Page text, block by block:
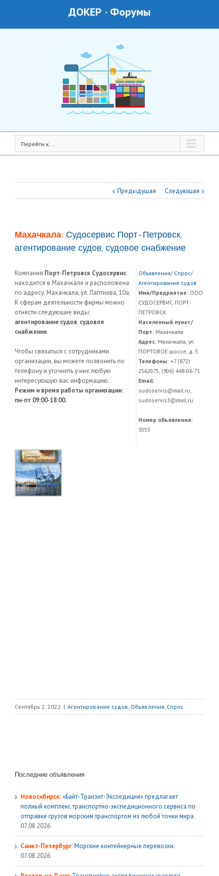
ДОКЕР - Форумы
Перейти к...
Предыдущая Следующая
Махачкала: Судосервис Порт-Петровск,
агентирование судов, судовое снабжение
Компания Порт-Петровск Судосервис
находится в Махачкале и расположена
по адресу: Махачкала, ул. Лаптиева, 10а.
К сферам деятельности фирмы можно
отнести следующие виды:
агентирование судов, судовое
снабжение.
Чтобы связаться с сотрудниками
организации, вы можете позвонить по
телефону и уточнить у них любую
интересующую вас информацию.
Режим и время работы организации:
пн-пт 09:00-18:00.
Объявления/ Спрос/
Агентирование судов
Имя/Предриятие:ООО
СУДОСЕРВИС ПОРТ-
ПЕТРОВСК
Населенный пункт/
Порт:Махачкала
Адрес:Махачкала, ул.
ПОРТОВОЕ шоссе, д. 5
Телефоны:+7 (872)
2562075, (906) 448-06-71
Email:
sudoservis@mail.ru,
sudoservis3@mail.ru
Номер объявления:
3053
Сентябрь 2, 2022 | Агентирование судов, Объявления, Спрос
Последние объявления
Новосибирск:«Байт-Транзит-Экспедиция» предлагает
полный комплекс транспортно-экспедиционного сервиса по
отправке грузов морским транспортом из любой точки мира.
07.08.2026
Санкт-Петербург:Морские контейнерные перевозки.
07.08.2026